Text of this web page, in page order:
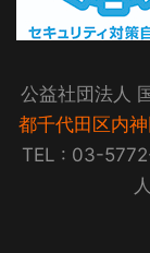
公益社団法人
都千代田区内
TEL : 03-